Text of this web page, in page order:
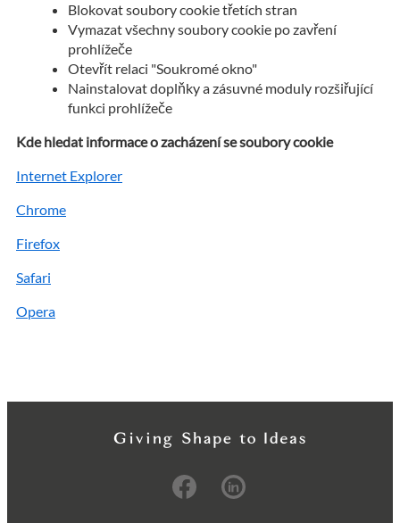
Blokovat soubory cookie třetích stran
Vymazat všechny soubory cookie po zavření
prohlížeče
Otevřít relaci "Soukromé okno"
Nainstalovat doplňky a zásuvné moduly rozšiřující
funkci prohlížeče
Kde hledat informace o zacházení se soubory cookie
Internet Explorer
Chrome
Firefox
Safari
Opera